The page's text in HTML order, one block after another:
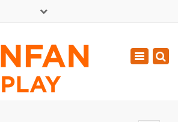
周一 - 周六: 7:00 - 17:00
0086-13365904989
Toggle